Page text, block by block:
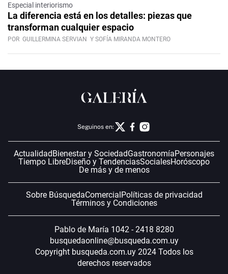
Especial interiorismo
La diferencia está en los detalles: piezas que
transforman cualquier espacio
POR GUILLERMINA SERVIAN Y SOFÍA MIRANDA MONTERO
Seguinos en:
ActualidadBienestar y SociedadGastronomíaPersonajes
Tiempo LibreDiseño y TendenciasSocialesHoróscopo
De más y de menos
Sobre BúsquedaComercialPolíticas de privacidad
Términos y Condiciones
Pablo de María 1042 - 2418 8280
busquedaonline@busqueda.com.uy
Copyright busqueda.com.uy 2024 Todos los
derechos reservados